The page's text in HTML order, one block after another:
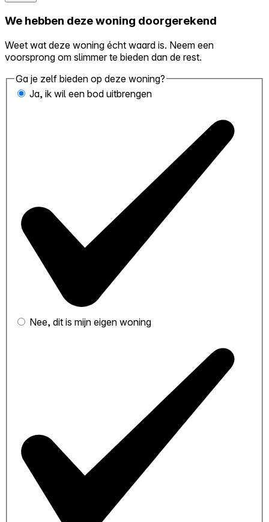
We hebben deze woning doorgerekend
Weet wat deze woning écht waard is. Neem een
voorsprong om slimmer te bieden dan de rest.
Ga je zelf bieden op deze woning?
Ja, ik wil een bod uitbrengen
Nee, dit is mijn eigen woning